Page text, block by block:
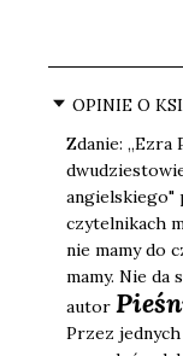
OPINIE O
Zdanie: „Ezra
angielskiego"
czytelnikach
nie mamy do
mamy. Nie da
autor
Przez